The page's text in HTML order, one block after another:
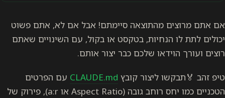
אם אתם מרוצים מהתוצאה סיימתם! אבל אם לא, אתם פשוט
יכולים לתת לו הנחיות, בטקסט או בקול, עם השינויים שאתם
רוצים ועורך הוידאו שלכם כבר יצור אותם.
טיפ זהב 🏅תבקשו ליצור קובץ CLAUDE.md עם הפרטים
הטכניים כמו יחס רוחב גובה (Aspect Ratio או a:r), פירוק של